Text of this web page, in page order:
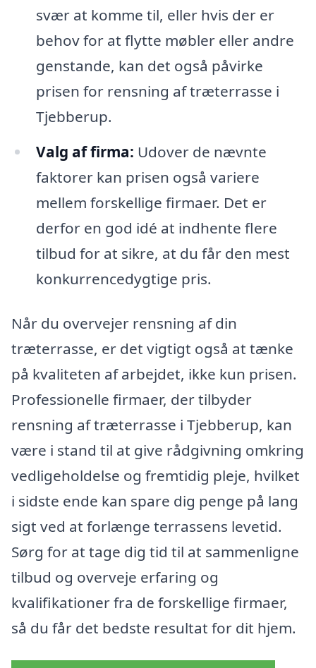
svær at komme til, eller hvis der er
behov for at flytte møbler eller andre
genstande, kan det også påvirke
prisen for rensning af træterrasse i
Tjebberup.
Valg af firma: Udover de nævnte
faktorer kan prisen også variere
mellem forskellige firmaer. Det er
derfor en god idé at indhente flere
tilbud for at sikre, at du får den mest
konkurrencedygtige pris.
Når du overvejer rensning af din
træterrasse, er det vigtigt også at tænke
på kvaliteten af arbejdet, ikke kun prisen.
Professionelle firmaer, der tilbyder
rensning af træterrasse i Tjebberup, kan
være i stand til at give rådgivning omkring
vedligeholdelse og fremtidig pleje, hvilket
i sidste ende kan spare dig penge på lang
sigt ved at forlænge terrassens levetid.
Sørg for at tage dig tid til at sammenligne
tilbud og overveje erfaring og
kvalifikationer fra de forskellige firmaer,
så du får det bedste resultat for dit hjem.